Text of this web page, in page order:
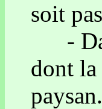
soit
-
dont la
paysan.